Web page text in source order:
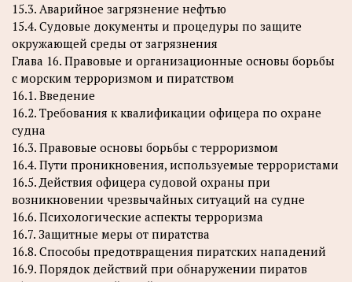
15.3. Аварийное загрязнение нефтью
15.4. Судовые документы и процедуры по защите
окружающей среды от загрязнения
Глава 16. Правовые и организационные основы борьбы
с морским терроризмом и пиратством
16.1. Введение
16.2. Требования к квалификации офицера по охране
судна
16.3. Правовые основы борьбы с терроризмом
16.4. Пути проникновения, используемые террористами
16.5. Действия офицера судовой охраны при
возникновении чрезвычайных ситуаций на судне
16.6. Психологические аспекты терроризма
16.7. Защитные меры от пиратства
16.8. Способы предотвращения пиратских нападений
16.9. Порядок действий при обнаружении пиратов